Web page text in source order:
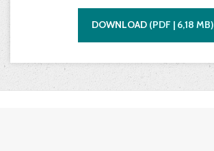
DOWNLOAD (PDF | 6,18 MB)